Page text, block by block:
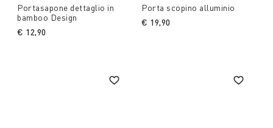
Portasapone dettaglio in
bamboo Design
€ 12,90
Porta scopino alluminio
€ 19,90